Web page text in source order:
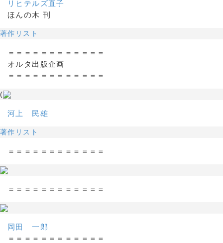
リヒテルズ直子
ほんの木 刊
著作リスト
＝＝＝＝＝＝＝＝＝＝＝＝
オルタ出版企画
＝＝＝＝＝＝＝＝＝＝＝＝
(
河上 民雄
著作リスト
＝＝＝＝＝＝＝＝＝＝＝＝
＝＝＝＝＝＝＝＝＝＝＝＝
岡田 一郎
＝＝＝＝＝＝＝＝＝＝＝＝